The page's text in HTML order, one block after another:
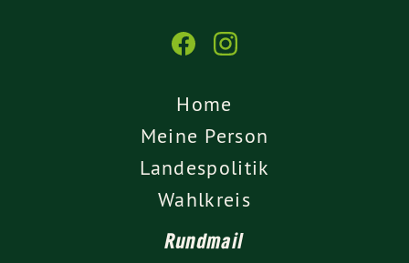
Home
Meine Person
Landespolitik
Wahlkreis
Rundmail